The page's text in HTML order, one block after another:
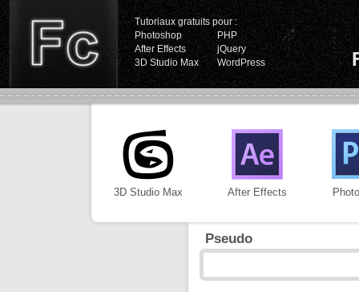
Tutoriaux gratuits pour :
Photoshop
PHP
After Effects
jQuery
3D Studio Max
WordPress
3D Studio Max After Effects
Pseudo